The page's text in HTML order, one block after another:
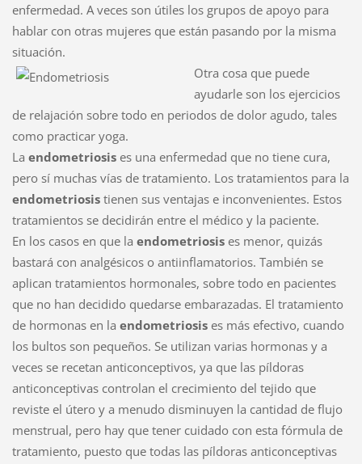
enfermedad. A veces son útiles los grupos de apoyo para
hablar con otras mujeres que están pasando por la misma
situación.
Otra cosa que puede
ayudarle son los ejercicios
de relajación sobre todo en periodos de dolor agudo, tales
como practicar yoga.
La endometriosises una enfermedad que no tiene cura,
pero sí muchas vías de tratamiento. Los tratamientos para la
endometriosis tienen sus ventajas e inconvenientes. Estos
tratamientos se decidirán entre el médico y la paciente.
En los casos en que la endometriosises menor, quizás
bastará con analgésicos o antiinflamatorios. También se
aplican tratamientos hormonales, sobre todo en pacientes
que no han decidido quedarse embarazadas. El tratamiento
de hormonas en la endometriosis es más efectivo, cuando
los bultos son pequeños. Se utilizan varias hormonas y a
veces se recetan anticonceptivos, ya que las píldoras
anticonceptivas controlan el crecimiento del tejido que
reviste el útero y a menudo disminuyen la cantidad de flujo
menstrual, pero hay que tener cuidado con esta fórmula de
tratamiento, puesto que todas las píldoras anticonceptivas